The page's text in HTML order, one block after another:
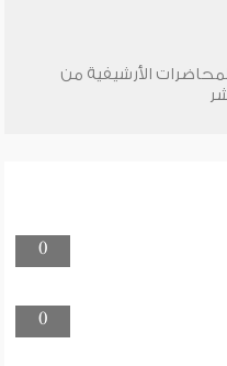
الأرشيفية من
0
0